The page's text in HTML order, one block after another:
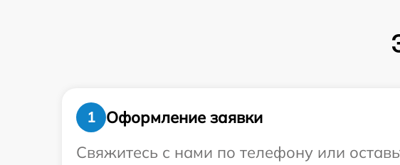
1
Оформление заявки
Свяжитесь с нами по телефону или